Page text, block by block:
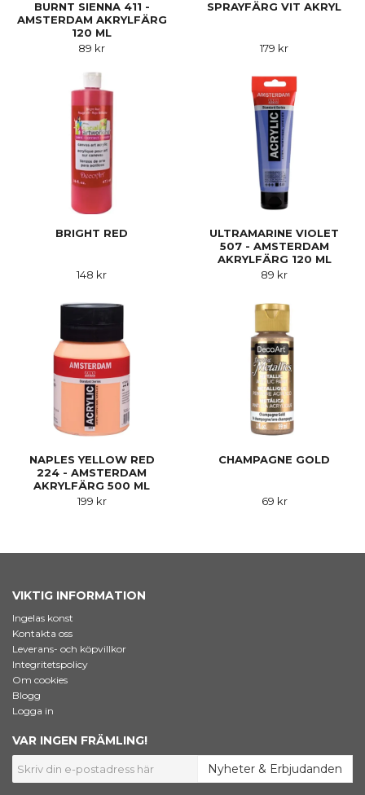
BURNT SIENNA 411 -
AMSTERDAM AKRYLFÄRG
120 ML
89 kr
SPRAYFÄRG VIT AKRYL
179 kr
BRIGHT RED
148 kr
ULTRAMARINE VIOLET
507 - AMSTERDAM
AKRYLFÄRG 120 ML
89 kr
NAPLES YELLOW RED
224 - AMSTERDAM
AKRYLFÄRG 500 ML
199 kr
CHAMPAGNE GOLD
69 kr
VIKTIG INFORMATION
Ingelas konst
Kontakta oss
Leverans- och köpvillkor
Integritetspolicy
Om cookies
Blogg
Logga in
VAR INGEN FRÄMLING!
Nyheter & Erbjudanden